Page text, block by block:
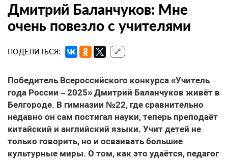
Дмитрий Баланчуков: Мне
очень повезло с учителями
ПОДЕЛИТЬСЯ: 🔗
Победитель Всероссийского конкурса «Учитель
года России – 2025» Дмитрий Баланчуков живёт в
Белгороде. В гимназии №22, где сравнительно
недавно он сам постигал науки, теперь преподаёт
китайский и английский языки. Учит детей не
только говорить, но и осваивать большие
культурные миры. О том, как это удаётся, педагог